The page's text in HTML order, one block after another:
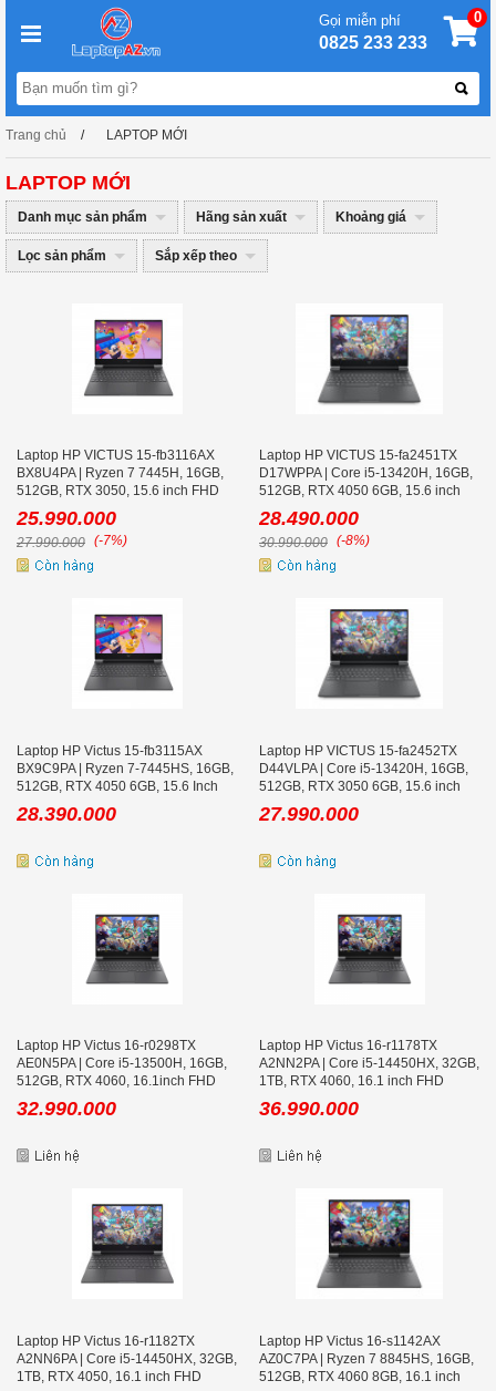
Gọi miễn phí
0825 233 233
0
Trang chủ LAPTOP MỚI
LAPTOP MỚI
Danh mục sản phẩm Hãng sản xuất Khoảng giá
Lọc sản phẩm Sắp xếp theo
Laptop HP VICTUS 15-fb3116AX
BX8U4PA | Ryzen 7 7445H, 16GB,
512GB, RTX 3050, 15.6 inch FHD
144Hz Win 11
25.990.000
27.990.000 (-7%)
Laptop HP VICTUS 15-fa2451TX
D17WPPA | Core i5-13420H, 16GB,
512GB, RTX 4050 6GB, 15.6 inch
FHD 144Hz, Mica Silver
28.490.000
30.990.000 (-8%)
Laptop HP Victus 15-fb3115AX
BX9C9PA | Ryzen 7-7445HS, 16GB,
512GB, RTX 4050 6GB, 15.6 Inch
FHD 144Hz
28.390.000
Laptop HP VICTUS 15-fa2452TX
D44VLPA | Core i5-13420H, 16GB,
512GB, RTX 3050 6GB, 15.6 inch
FHD 144Hz, Mica Silver
27.990.000
Laptop HP Victus 16-r0298TX
AE0N5PA | Core i5-13500H, 16GB,
512GB, RTX 4060, 16.1inch FHD
144Hz
32.990.000
Laptop HP Victus 16-r1178TX
A2NN2PA | Core i5-14450HX, 32GB,
1TB, RTX 4060, 16.1 inch FHD
144Hz
36.990.000
Laptop HP Victus 16-r1182TX
A2NN6PA | Core i5-14450HX, 32GB,
1TB, RTX 4050, 16.1 inch FHD
Laptop HP Victus 16-s1142AX
AZ0C7PA | Ryzen 7 8845HS, 16GB,
512GB, RTX 4060 8GB, 16.1 inch